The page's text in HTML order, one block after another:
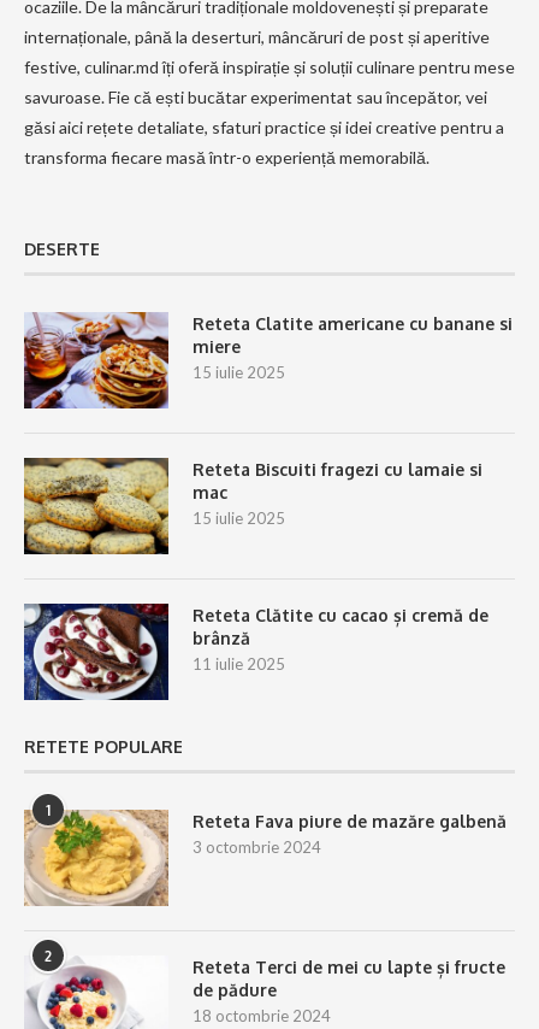
ocaziile. De la mâncăruri tradiționale moldovenești și preparate
internaționale, până la deserturi, mâncăruri de post și aperitive
festive, culinar.md îți oferă inspirație și soluții culinare pentru mese
savuroase. Fie că ești bucătar experimentat sau începător, vei
găsi aici rețete detaliate, sfaturi practice și idei creative pentru a
transforma fiecare masă într-o experiență memorabilă.
DESERTE
Reteta Clatite americane cu banane si
miere
15 iulie 2025
Reteta Biscuiti fragezi cu lamaie si
mac
15 iulie 2025
Reteta Clătite cu cacao și cremă de
brânză
11 iulie 2025
RETETE POPULARE
1
Reteta Fava piure de mazăre galbenă
3 octombrie 2024
2
Reteta Terci de mei cu lapte și fructe
de pădure
18 octombrie 2024